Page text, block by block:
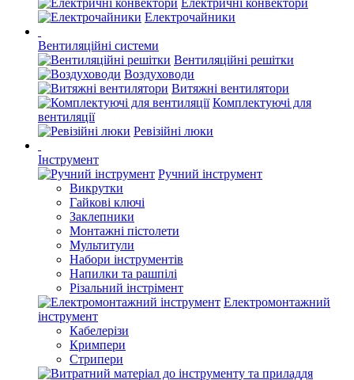
Електричні конвектори
Електрочайники
Вентиляційні системи
Вентиляційні решітки
Воздуховоди
Витяжні вентилятори
Комплектуючі для
вентиляції
Ревізійні люки
Інструмент
Ручний інструмент
Викрутки
Гайкові ключі
Заклепники
Монтажні пістолети
Мультитули
Набори інструментів
Напилки та рашпілі
Різальний інстрімент
Електромонтажний
інструмент
Кабелерізи
Кримпери
Стрипери